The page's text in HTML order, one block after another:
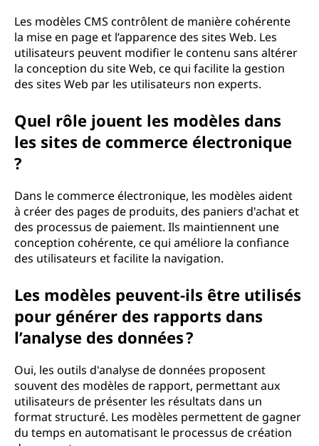
Les modèles CMS contrôlent de manière cohérente
la mise en page et l’apparence des sites Web. Les
utilisateurs peuvent modifier le contenu sans altérer
la conception du site Web, ce qui facilite la gestion
des sites Web par les utilisateurs non experts.
Quel rôle jouent les modèles dans
les sites de commerce électronique
?
Dans le commerce électronique, les modèles aident
à créer des pages de produits, des paniers d'achat et
des processus de paiement. Ils maintiennent une
conception cohérente, ce qui améliore la confiance
des utilisateurs et facilite la navigation.
Les modèles peuvent-ils être utilisés
pour générer des rapports dans
l’analyse des données ?
Oui, les outils d'analyse de données proposent
souvent des modèles de rapport, permettant aux
utilisateurs de présenter les résultats dans un
format structuré. Les modèles permettent de gagner
du temps en automatisant le processus de création